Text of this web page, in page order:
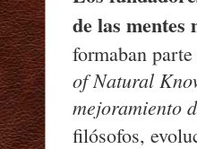
de las mentes
formaban
of Natural
mejoramiento
filósofos,